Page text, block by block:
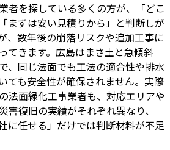
者を探している多くの方が、「どこ
まずは安い見積りから」と判断しが
、数年後の崩落リスクや追加工事に
てきます。広島はまさ土と急傾斜
、同じ法面でも工法の適合性や排水
ても安全性が確保されません。実際
法面緑化工事業者も、対応エリアや
害復旧の実績がそれぞれ異なり、
に任せる」だけでは判断材料が不足